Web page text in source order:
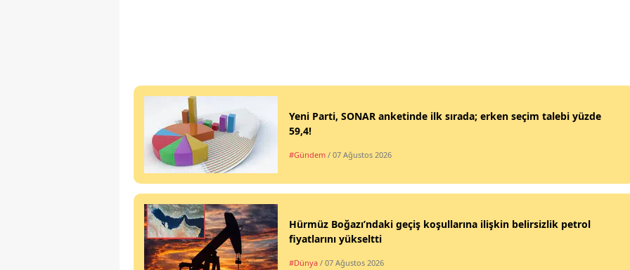
Yeni Parti, SONAR anketinde ilk sırada; erken seçim talebi yüzde
59,4!
#Gündem / 07 Ağustos 2026
Hürmüz Boğazı’ndaki geçiş koşullarına ilişkin belirsizlik petrol
fiyatlarını yükseltti
#Dünya / 07 Ağustos 2026